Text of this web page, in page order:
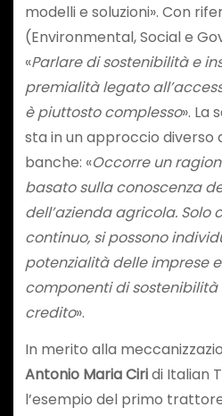
modelli e soluzioni». Con
(Environmental, Social e
«Parlare di sostenibilità e
premialità legato
è piuttosto complesso». La
sta in un approccio diverso
banche: «Occorre un
basato sulla conoscenza
dell’azienda agricola. Solo
continuo, si possono
potenzialità delle imprese
componenti di sostenibilità
credito».
In merito alla
Antonio Maria Ciridi Italian
l’esempio del primo